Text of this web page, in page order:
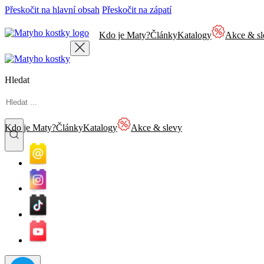
Přeskočit na hlavní obsah Přeskočit na zápatí
Kdo je Maty?ČlánkyKatalogy Akce &
Hledat
Kdo je Maty?ČlánkyKatalogy Akce & slevy